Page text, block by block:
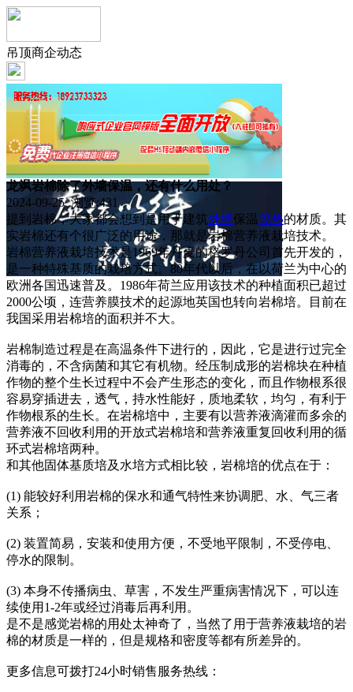
吊顶商企动态
龙飒岩棉除了外墙保温，还有什么用处？
2024-09-25 浏览:431
提到岩棉，大家都会想到是用于建筑外墙保温 隔热的材质。其
实岩棉还有个很广泛的用途，那就是岩棉营养液栽培技术。
岩棉营养液栽培技术是1969年丹麦的格罗丹公司首先开发的，
是一种特殊基质的栽培方式。80年代以后，在以荷兰为中心的
欧洲各国迅速普及。1986年荷兰应用该技术的种植面积已超过
2000公顷，连营养膜技术的起源地英国也转向岩棉培。目前在
我国采用岩棉培的面积并不大。
岩棉制造过程是在高温条件下进行的，因此，它是进行过完全
消毒的，不含病菌和其它有机物。经压制成形的岩棉块在种植
作物的整个生长过程中不会产生形态的变化，而且作物根系很
容易穿插进去，透气，持水性能好，质地柔软，均匀，有利于
作物根系的生长。在岩棉培中，主要有以营养液滴灌而多余的
营养液不回收利用的开放式岩棉培和营养液重复回收利用的循
环式岩棉培两种。
和其他固体基质培及水培方式相比较，岩棉培的优点在于：
(1) 能较好利用岩棉的保水和通气特性来协调肥、水、气三者
关系；
(2) 装置简易，安装和使用方便，不受地平限制，不受停电、
停水的限制。
(3) 本身不传播病虫、草害，不发生严重病害情况下，可以连
续使用1-2年或经过消毒后再利用。
是不是感觉岩棉的用处太神奇了，当然了用于营养液栽培的岩
棉的材质是一样的，但是规格和密度等都有所差异的。
更多信息可拨打24小时销售服务热线：